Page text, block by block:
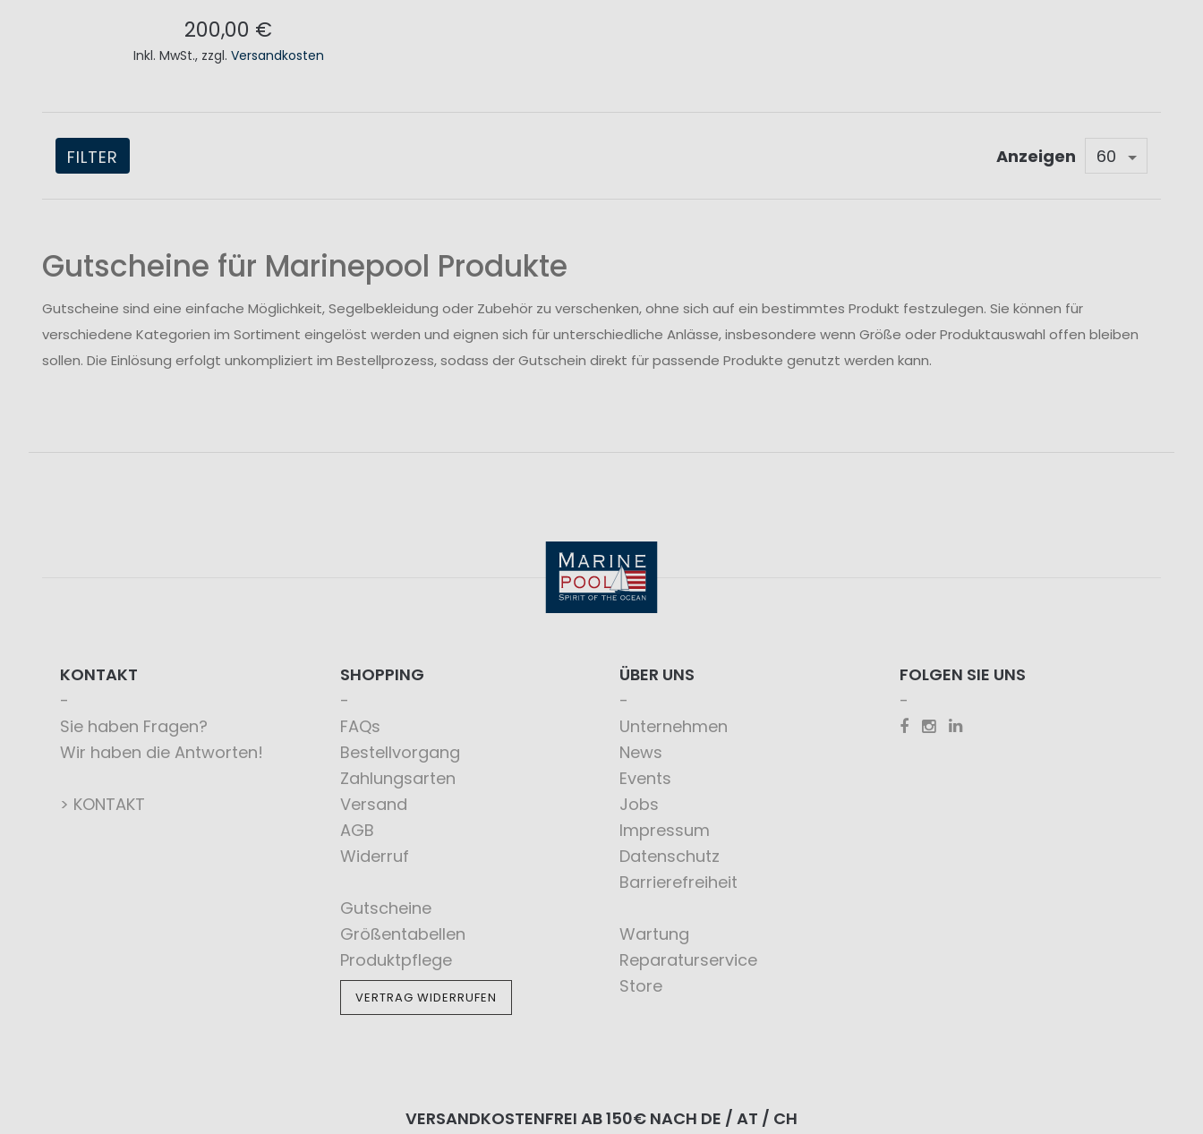
200,00 €
Inkl. MwSt., zzgl. Versandkosten
FILTER Anzeigen
Gutscheine für Marinepool Produkte
Gutscheine sind eine einfache Möglichkeit, Segelbekleidung oder Zubehör zu verschenken, ohne sich auf ein bestimmtes Produkt festzulegen. Sie können für
verschiedene Kategorien im Sortiment eingelöst werden und eignen sich für unterschiedliche Anlässe, insbesondere wenn Größe oder Produktauswahl offen bleiben
sollen. Die Einlösung erfolgt unkompliziert im Bestellprozess, sodass der Gutschein direkt für passende Produkte genutzt werden kann.
KONTAKT
Sie haben Fragen?
Wir haben die Antworten!
> KONTAKT
SHOPPING
FAQs
Bestellvorgang
Zahlungsarten
Versand
AGB
Widerruf
Gutscheine
Größentabellen
Produktpflege
VERTRAG WIDERRUFEN
ÜBER UNS
Unternehmen
News
Events
Jobs
Impressum
Datenschutz
Barrierefreiheit
Wartung
Reparaturservice
Store
FOLGEN SIE UNS
VERSANDKOSTENFREI AB 150€ NACH DE / AT / CH